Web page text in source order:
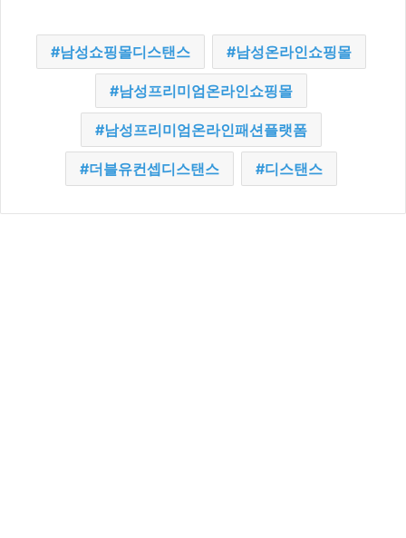
남성쇼핑몰디스탠스 남성온라인쇼핑몰
남성프리미엄온라인쇼핑몰
남성프리미엄온라인패션플랫폼
더블유컨셉디스탠스 디스탠스